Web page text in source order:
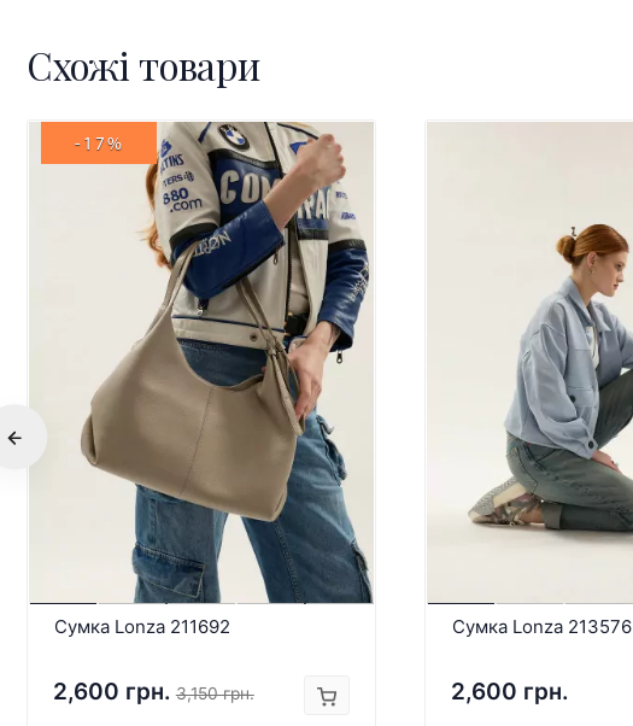
Схожі товари
-17%
Сумка Lonza 211692
2,600 грн. 3,150 грн.
Сумка Lonza 213576
2,600 грн.